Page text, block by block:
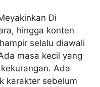
Di
hingga konten
selalu diawali
masa kecil yang
Ada
karakter sebelum